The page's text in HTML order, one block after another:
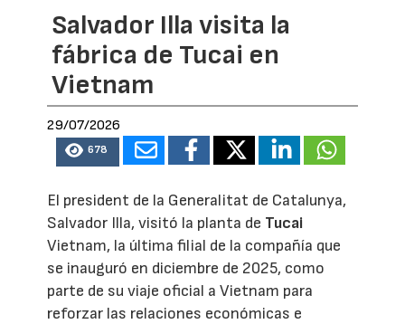
Salvador Illa visita la
fábrica de Tucai en
Vietnam
29/07/2026
678
El president de la Generalitat de Catalunya,
Salvador Illa, visitó la planta de Tucai
Vietnam, la última filial de la compañía que
se inauguró en diciembre de 2025, como
parte de su viaje oficial a Vietnam para
reforzar las relaciones económicas e